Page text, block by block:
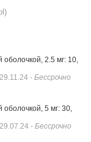
2.5 мг: 10,
- Бессрочно
оболочкой, 5 мг: 30,
- Бессрочно